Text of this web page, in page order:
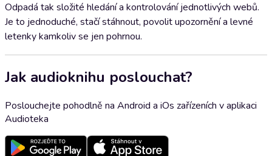
Odpadá tak složité hledání a kontrolování jednotlivých webů.
Je to jednoduché, stačí stáhnout, povolit upozornění a levné
letenky kamkoliv se jen pohrnou.
Jak audioknihu poslouchat?
Poslouchejte pohodlně na Android a iOs zařízeních v aplikaci
Audioteka